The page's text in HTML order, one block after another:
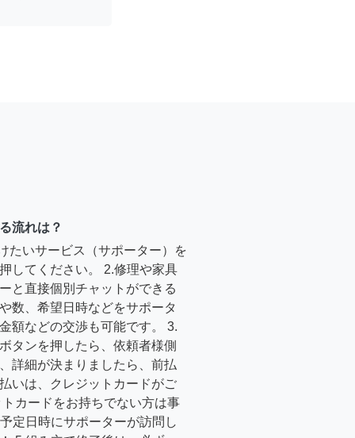
流れは？
たいサービス（サポーター）を
してください。 2.修理や家具
と直接個別チャットができる
数、希望日時などをサポータ
額などの交渉も可能です。 3.
タンを押したら、依頼者様側
詳細が決まりましたら、前払
いは、クレジットカードがご
カードをお持ちでない方は事
定日時にサポーターが訪問し